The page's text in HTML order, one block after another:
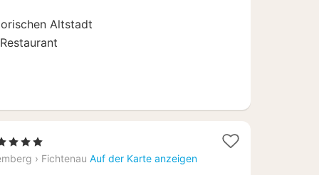
Altstadt
Sterne
› Fichtenau Auf der Karte anzeigen